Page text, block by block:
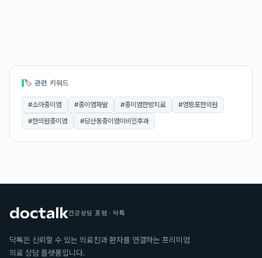
🏷 관련 키워드
#소아중이염 #중이염재발 #중이염한방치료 #영등포한의원
#한의원중이염 #당산동중이염이비인후과
건강상담 포럼 · 닥톡
닥톡은 신뢰할 수 있는 의료진과 환자를 연결하는 프리미엄
의료 상담 플랫폼입니다.